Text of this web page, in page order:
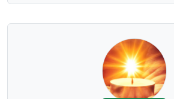
mogelijk. Al 30 jaar ervaring –